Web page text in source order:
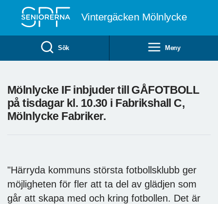
Vintergäcken Mölnlycke
Sök Meny
Mölnlycke IF inbjuder till GÅFOTBOLL
på tisdagar kl. 10.30 i Fabrikshall C,
Mölnlycke Fabriker.
"Härryda kommuns största fotbollsklubb ger
möjligheten för fler att ta del av glädjen som
går att skapa med och kring fotbollen. Det är